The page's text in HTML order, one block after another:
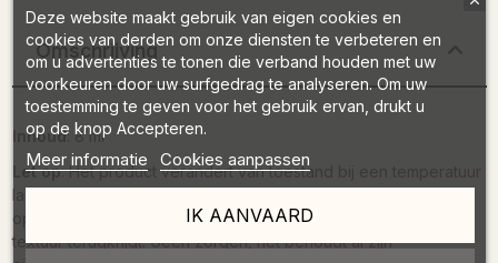
Omschrijving
Inhoud: 8 ml
Let op: Het product verandert van toestand bij een temperatuur
lager dan 15 °C. Als uw product is gekristalliseerd, laat het dan
op kamertemperatuur staan totdat het zijn oorspronkelijke
textuur terugkrijgt. Geen zorgen, het behoudt al zijn
Deze website maakt gebruik van eigen cookies en
cookies van derden om onze diensten te verbeteren en
om u advertenties te tonen die verband houden met uw
voorkeuren door uw surfgedrag te analyseren. Om uw
toestemming te geven voor het gebruik ervan, drukt u
op de knop Accepteren.
Meer informatie Cookies aanpassen
IK AANVAARD